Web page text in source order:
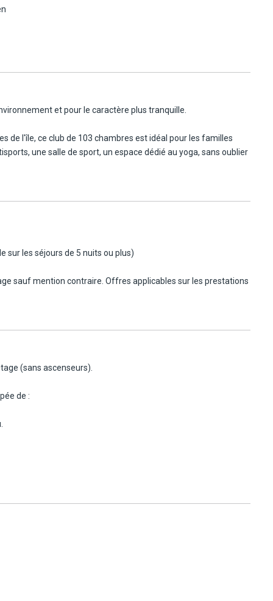
et pour le caractère plus tranquille.
de l'île, ce club de 103 chambres est idéal pour les familles
une salle de sport, un espace dédié au yoga, sans oublier
sur les séjours de 5 nuits ou plus)
sauf mention contraire. Offres applicables sur les prestations
(sans ascenseurs).
de :